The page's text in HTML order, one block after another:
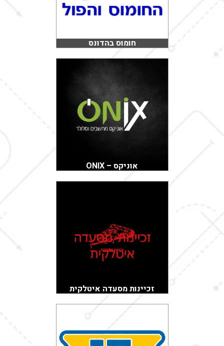
חומוס בהדונס
אוניקס – ONIX
זכיינות מסעדה איטלקית